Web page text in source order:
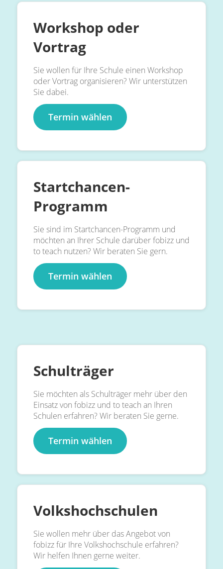
Workshop oder
Vortrag
Sie wollen für Ihre Schule einen Workshop
oder Vortrag organisieren? Wir unterstützen
Sie dabei.
Termin wählen
Startchancen-
Programm
Sie sind im Startchancen-Programm und
möchten an Ihrer Schule darüber fobizz und
to teach nutzen? Wir beraten Sie gern.
Termin wählen
Schulträger
Sie möchten als Schulträger mehr über den
Einsatz von fobizz und to teach an Ihren
Schulen erfahren? Wir beraten Sie gerne.
Termin wählen
Volkshochschulen
Sie wollen mehr über das Angebot von
fobizz für Ihre Volkshochschule erfahren?
Wir helfen Ihnen gerne weiter.